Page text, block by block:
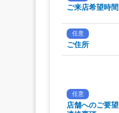
ご来店希望時間
任意
ご住所
任意
店舗へのご要望